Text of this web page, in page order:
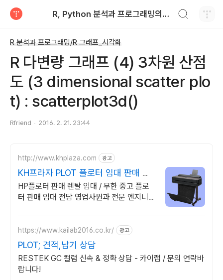
R, Python 분석과 프로그래밍의 친구 (by R Friend)
R 분석과 프로그래밍/R 그래프_시각화
R 다변량 그래프 (4) 3차원 산점
도 (3 dimensional scatter plo
t) : scatterplot3d()
Rfriend 2016. 2. 21. 23:44
http://www.khplaza.com 광고
KH프라자 PLOT 플로터 임대 판매 전
문기업
HP플로터 판매 렌탈 임대 / 무한 중고 플로
터 판매 임대 전담 영업사원과 전문 엔지니어
https://www.kailab2016.co.kr/ 광고
PLOT; 견적,납기 상담
RESTEK GC 컬럼 신속 & 정확 상담 - 카이랩 / 문의 연락바
랍니다!